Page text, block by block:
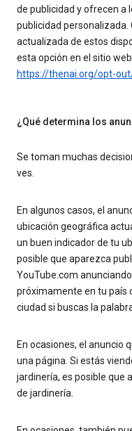
de publicidad y ofrecen a
publicidad
actualizada de estos
esta opción en el sitio
https://thenai.org/opt-
¿Qué determina los
Se toman muchas
ves.
En algunos casos, el
ubicación geográfica
un buen indicador de tu
posible que aparezca
YouTube.com
próximamente en tu país
ciudad si buscas la
En ocasiones, el anuncio
una página. Si estás
jardinería, es posible que
de jardinería.